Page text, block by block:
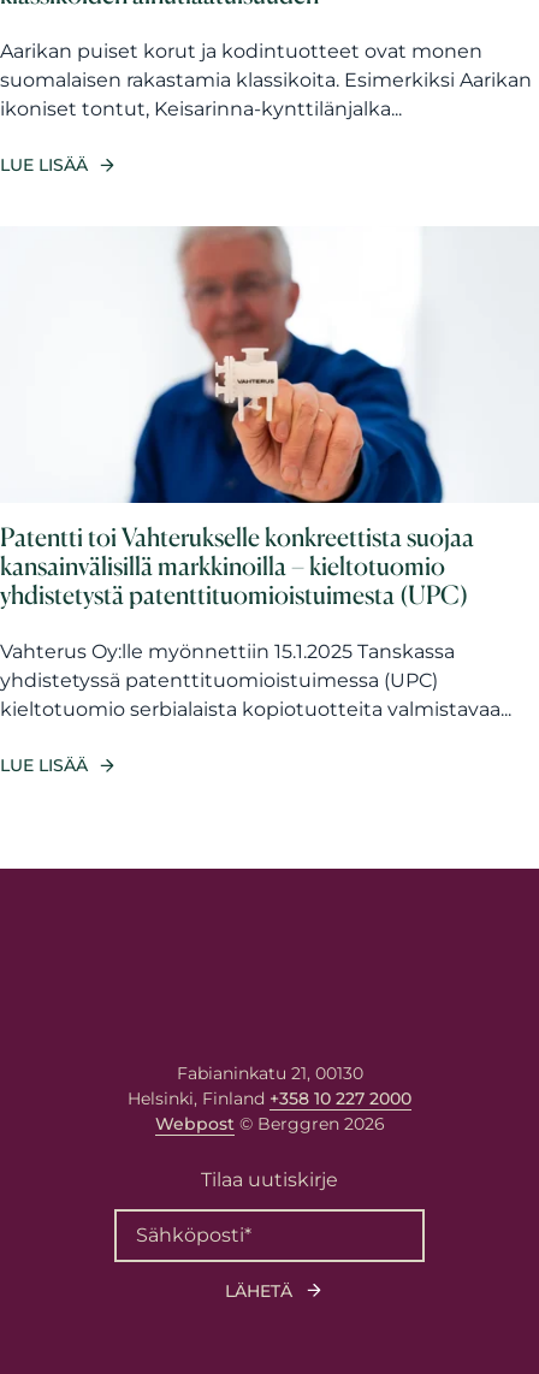
Aarikan puiset korut ja kodintuotteet ovat monen
suomalaisen rakastamia klassikoita. Esimerkiksi Aarikan
ikoniset tontut, Keisarinna-kynttilänjalka...
LUE LISÄÄ
Patentti toi Vahterukselle konkreettista suojaa
kansainvälisillä markkinoilla – kieltotuomio
yhdistetystä patenttituomioistuimesta (UPC)
Vahterus Oy:lle myönnettiin 15.1.2025 Tanskassa
yhdistetyssä patenttituomioistuimessa (UPC)
kieltotuomio serbialaista kopiotuotteita valmistavaa...
LUE LISÄÄ
Fabianinkatu 21, 00130
Helsinki, Finland +358 10 227 2000
Webpost© Berggren 2026
Tilaa uutiskirje